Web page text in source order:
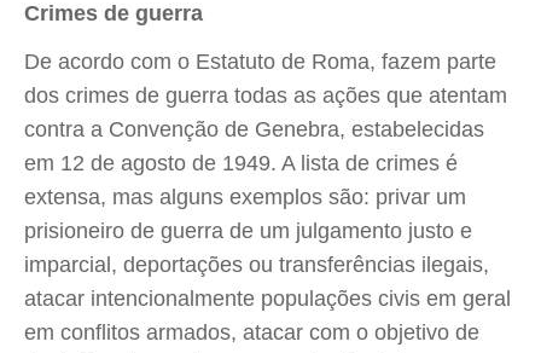
Crimes de guerra
De acordo com o Estatuto de Roma, fazem parte
dos crimes de guerra todas as ações que atentam
contra a Convenção de Genebra, estabelecidas
em 12 de agosto de 1949. A lista de crimes é
extensa, mas alguns exemplos são: privar um
prisioneiro de guerra de um julgamento justo e
imparcial, deportações ou transferências ilegais,
atacar intencionalmente populações civis em geral
em conflitos armados, atacar com o objetivo de